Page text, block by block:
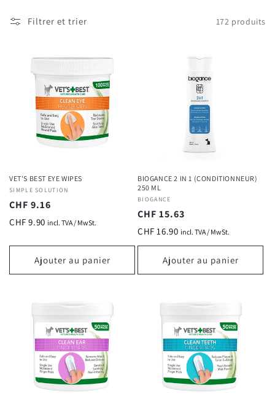
Filtrer et trier 172 produits
VET'S BEST EYE WIPES
Fournisseur :
SIMPLE SOLUTION
Prix
habituel
CHF 9.16
CHF 9.90 incl. TVA / MwSt.
Ajouter au panier
BIOGANCE 2 IN 1 (CONDITIONNEUR)
250 ML
Fournisseur :
BIOGANCE
Prix
habituel
CHF 15.63
CHF 16.90 incl. TVA / MwSt.
Ajouter au panier